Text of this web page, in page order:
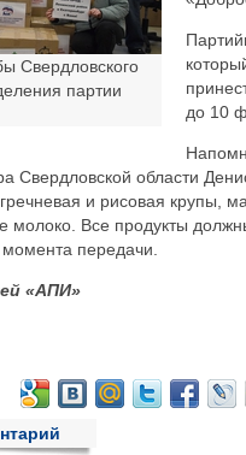
Свердловского
партии
до 10
Свердловской области
и рисовая крупы,
молоко. Все продукты
передачи.
«АПИ»